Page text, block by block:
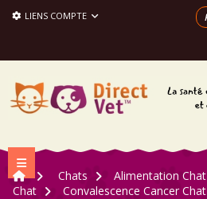
LIENS COMPTE
Navigation bascule
>
Chats > Alimentation Chat
Chat > Convalescence Cancer Chat